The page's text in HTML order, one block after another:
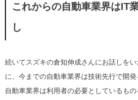
これからの自動車業界はIT
し
続いてスズキの倉知伸成さんにお話しを
に、今までの自動車業界は技術先行で開
自動車業界は利用者の必要としているも